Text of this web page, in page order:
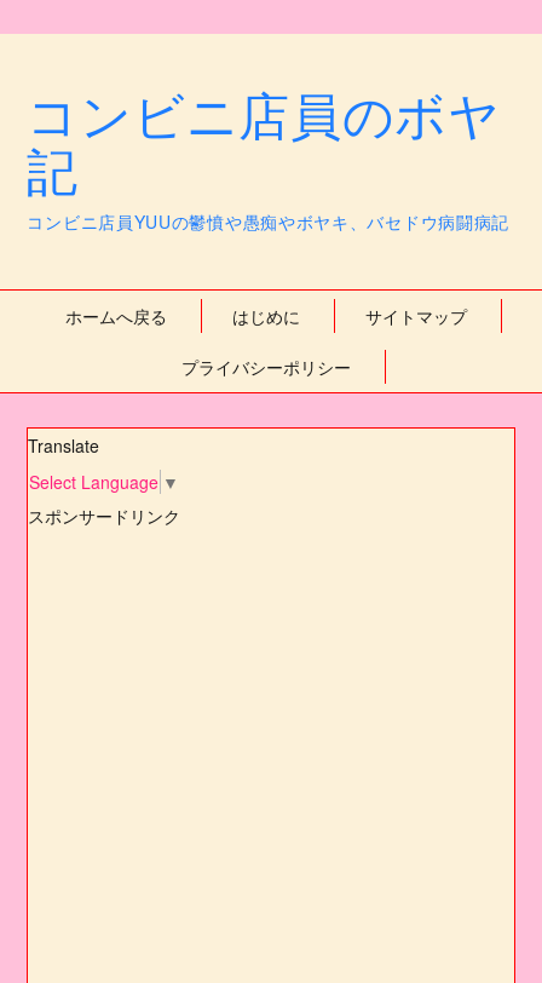
コンビニ店員のボヤ
記
コンビニ店員YUUの鬱憤や愚痴やボヤキ、バセドウ病闘病記
ホームへ戻る はじめに サイトマップ
プライバシーポリシー
Translate
Select Language ▼
スポンサードリンク